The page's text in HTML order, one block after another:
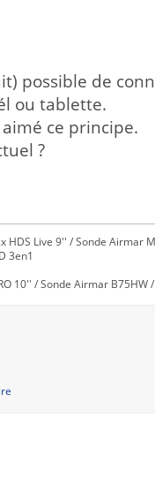
possible de
ou tablette.
ce principe.
?
HDS Live 9'' / Sonde Airmar
3en1
10'' / Sonde Airmar B75HW